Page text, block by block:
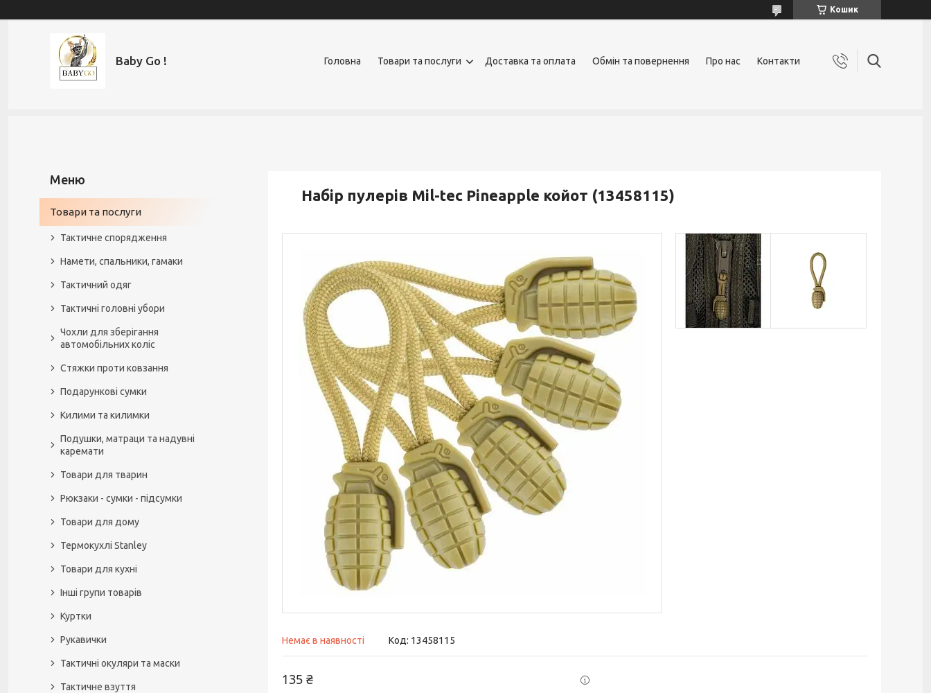
Кошик
Baby Go ! Головна Товари та послуги Доставка та оплата Обмін та повернення Про нас Контакти
Набір пулерів Mil-tec Pineapple койот (13458115)
Немає в наявності Код: 13458115
135 ₴
Товари та послуги
Тактичне спорядження
Намети, спальники, гамаки
Тактичний одяг
Тактичні головні убори
Чохли для зберігання
автомобільних коліс
Стяжки проти ковзання
Подарункові сумки
Килими та килимки
Подушки, матраци та надувні
каремати
Товари для тварин
Рюкзаки - сумки - підсумки
Товари для дому
Термокухлі Stanley
Товари для кухні
Інші групи товарів
Куртки
Рукавички
Тактичні окуляри та маски
Тактичне взуття